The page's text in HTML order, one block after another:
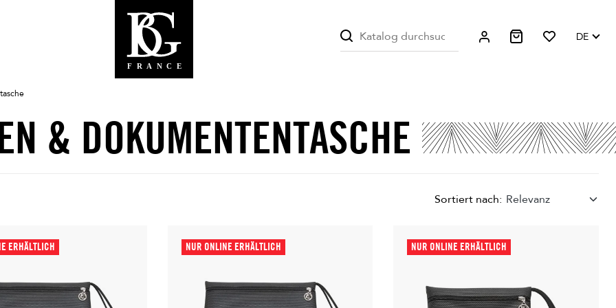
DE
& DOKUMENTENTASCHE
Sortiert nach: Relevanz
ERHÄLTLICH NUR ONLINE ERHÄLTLICH NUR ONLINE ERHÄLTLICH